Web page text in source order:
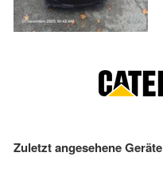
Zuletzt angesehene Geräte